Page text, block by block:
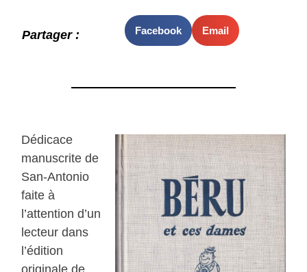
Partager : Facebook Email
Dédicace
manuscrite de
San-Antonio
faite à
l’attention d’un
lecteur dans
l’édition
originale de